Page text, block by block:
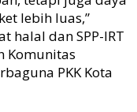
lebih luas,”
halal dan SPP-IRT
Komunitas
PKK Kota